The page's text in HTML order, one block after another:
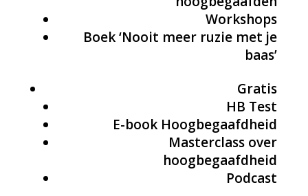
Workshops
Boek ‘Nooit meer ruzie met je
baas’
Gratis
HB Test
E-book Hoogbegaafdheid
Masterclass over
hoogbegaafdheid
Podcast